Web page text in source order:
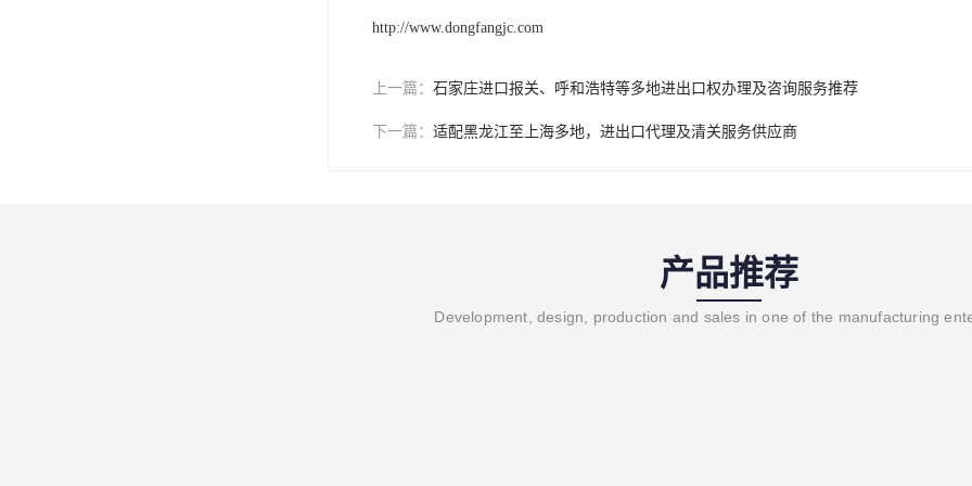
http://www.dongfangjc.com
上一篇： 石家庄进口报关、呼和浩特等多地进出口权办理及咨询服务推荐
下一篇： 适配黑龙江至上海多地，进出口代理及清关服务供应商
产品推荐
Development, design, production and sales in one of the manufacturing